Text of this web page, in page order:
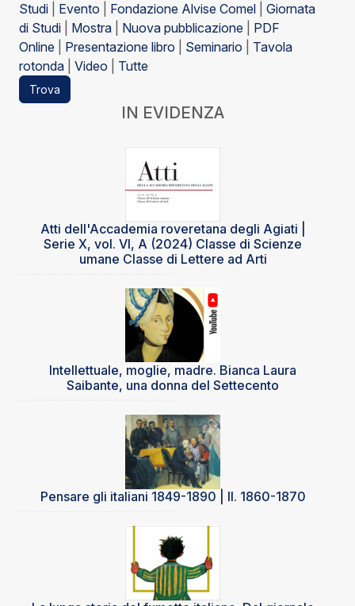
Studi
Evento Fondazione Alvise Comel
Giornata
di Studi
Mostra Nuova pubblicazione
PDF
Online
Presentazione libro Seminario
Tavola
rotonda
Video Tutte
Trova
IN EVIDENZA
Atti dell'Accademia roveretana degli Agiati |
Serie X, vol. VI, A (2024) Classe di Scienze
umane Classe di Lettere ad Arti
Intellettuale, moglie, madre. Bianca Laura
Saibante, una donna del Settecento
Pensare gli italiani 1849-1890 | II. 1860-1870